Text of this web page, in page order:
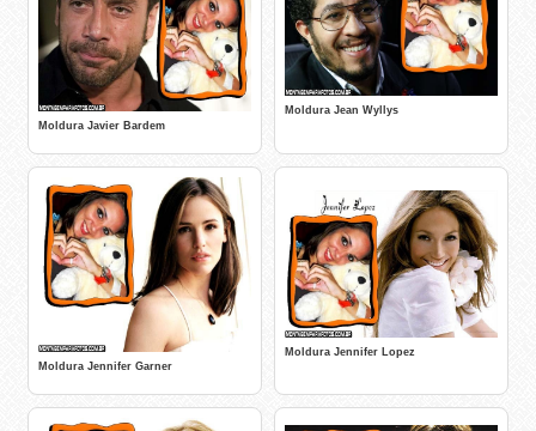
Moldura Javier Bardem
Moldura Jean Wyllys
Moldura Jennifer Garner
Moldura Jennifer Lopez